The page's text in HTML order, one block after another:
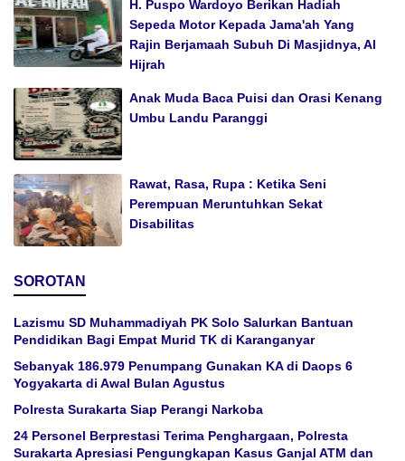
H. Puspo Wardoyo Berikan Hadiah
Sepeda Motor Kepada Jama'ah Yang
Rajin Berjamaah Subuh Di Masjidnya, Al
Hijrah
Anak Muda Baca Puisi dan Orasi Kenang
Umbu Landu Paranggi
Rawat, Rasa, Rupa : Ketika Seni
Perempuan Meruntuhkan Sekat
Disabilitas
SOROTAN
Lazismu SD Muhammadiyah PK Solo Salurkan Bantuan
Pendidikan Bagi Empat Murid TK di Karanganyar
Sebanyak 186.979 Penumpang Gunakan KA di Daops 6
Yogyakarta di Awal Bulan Agustus
Polresta Surakarta Siap Perangi Narkoba
24 Personel Berprestasi Terima Penghargaan, Polresta
Surakarta Apresiasi Pengungkapan Kasus Ganjal ATM dan